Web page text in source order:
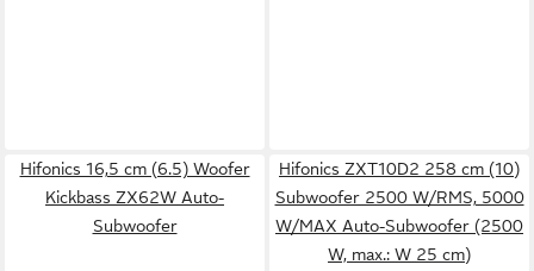
Hifonics 16,5 cm (6.5) Woofer
Kickbass ZX62W Auto-
Subwoofer
Hifonics ZXT10D2 258 cm (10)
Subwoofer 2500 W/RMS, 5000
W/MAX Auto-Subwoofer (2500
W, max.: W 25 cm)